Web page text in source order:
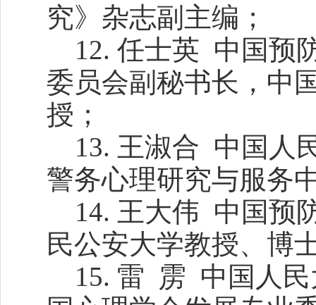
究》杂志副主编；
12. 任士英 中国预
委员会副秘书长，中
授；
13. 王淑合 中国人
警务心理研究与服务
14. 王大伟 中国预
民公安大学教授、博
15. 雷 雳 中国人